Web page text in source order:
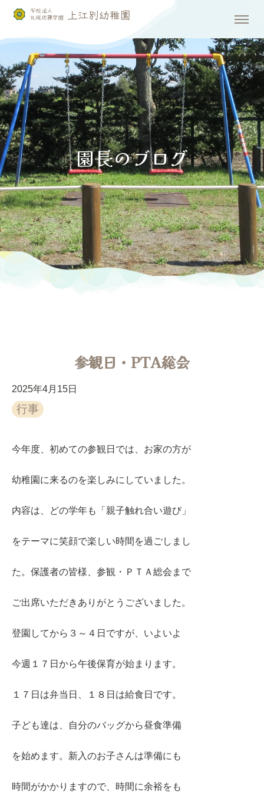
参観日・PTA総会
2025年4月15日
行事
今年度、初めての参観日では、お家の方が
幼稚園に来るのを楽しみにしていました。
内容は、どの学年も「親子触れ合い遊び」
をテーマに笑顔で楽しい時間を過ごしまし
た。保護者の皆様、参観・ＰＴＡ総会まで
ご出席いただきありがとうございました。
登園してから３～４日ですが、いよいよ
今週１７日から午後保育が始まります。
１７日は弁当日、１８日は給食日です。
子ども達は、自分のバッグから昼食準備
を始めます。新入のお子さんは準備にも
時間がかかりますので、時間に余裕をも